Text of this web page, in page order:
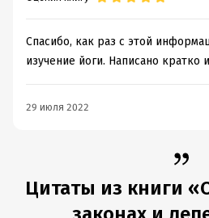
Спасибо, как раз с этой
изучение йоги. Написано кратко
29 июля 2022
Цитаты из книги